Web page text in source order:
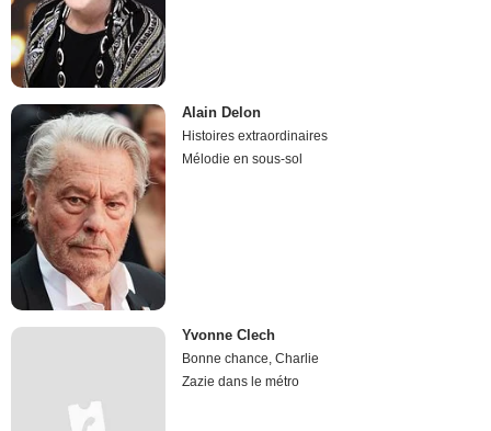
Alain Delon
Histoires extraordinaires
Mélodie en sous-sol
Yvonne Clech
Bonne chance, Charlie
Zazie dans le métro